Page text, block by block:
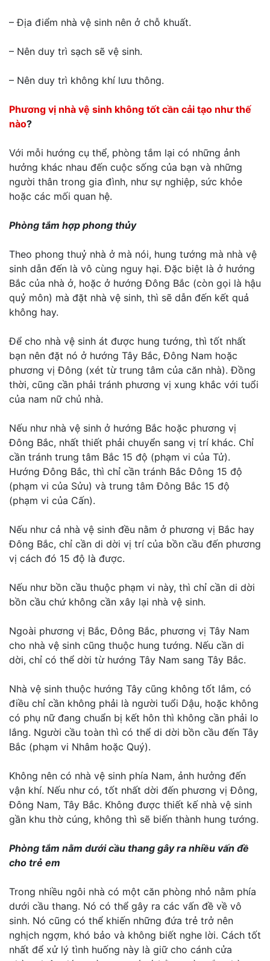
– Địa điểm nhà vệ sinh nên ở chỗ khuất.
– Nên duy trì sạch sẽ vệ sinh.
– Nên duy trì không khí lưu thông.
Phương vị nhà vệ sinh không tốt cần cải tạo như thế
nào?
Với mỗi hướng cụ thể, phòng tắm lại có những ảnh
hưởng khác nhau đến cuộc sống của bạn và những
người thân trong gia đình, như sự nghiệp, sức khỏe
hoặc các mối quan hệ.
Phòng tắm hợp phong thủy
Theo phong thuỷ nhà ở mà nói, hung tướng mà nhà vệ
sinh dẫn đến là vô cùng nguy hại. Đặc biệt là ở hướng
Bắc của nhà ở, hoặc ở hướng Đông Bắc (còn gọi là hậu
quỷ môn) mà đặt nhà vệ sinh, thì sẽ dẫn đến kết quả
không hay.
Để cho nhà vệ sinh át được hung tướng, thì tốt nhất
bạn nên đặt nó ở hướng Tây Bắc, Đông Nam hoặc
phương vị Đông (xét từ trung tâm của căn nhà). Đồng
thời, cũng cần phải tránh phương vị xung khắc với tuổi
của nam nữ chủ nhà.
Nếu như nhà vệ sinh ở hướng Bắc hoặc phương vị
Đông Bắc, nhất thiết phải chuyển sang vị trí khác. Chỉ
cần tránh trung tâm Bắc 15 độ (phạm vi của Tử).
Hướng Đông Bắc, thì chỉ cần tránh Bắc Đông 15 độ
(phạm vi của Sửu) và trung tâm Đông Bắc 15 độ
(phạm vi của Cấn).
Nếu như cả nhà vệ sinh đều nằm ở phương vị Bắc hay
Đông Bắc, chỉ cần di dời vị trí của bồn cầu đến phương
vị cách đó 15 độ là được.
Nếu như bồn cầu thuộc phạm vi này, thì chỉ cần di dời
bồn cầu chứ không cần xây lại nhà vệ sinh.
Ngoài phương vị Bắc, Đông Bắc, phương vị Tây Nam
cho nhà vệ sinh cũng thuộc hung tướng. Nếu cần di
dời, chỉ có thể dời từ hướng Tây Nam sang Tây Bắc.
Nhà vệ sinh thuộc hướng Tây cũng không tốt lắm, có
điều chỉ cần không phải là người tuổi Dậu, hoặc không
có phụ nữ đang chuẩn bị kết hôn thì không cần phải lo
lắng. Người cầu toàn thì có thể di dời bồn cầu đến Tây
Bắc (phạm vi Nhâm hoặc Quý).
Không nên có nhà vệ sinh phía Nam, ảnh hưởng đến
vận khí. Nếu như có, tốt nhất dời đến phương vị Đông,
Đông Nam, Tây Bắc. Không được thiết kế nhà vệ sinh
gần khu thờ cúng, không thì sẽ biến thành hung tướng.
Phòng tắm nằm dưới cầu thang gây ra nhiều vấn đề
cho trẻ em
Trong nhiều ngôi nhà có một căn phòng nhỏ nằm phía
dưới cầu thang. Nó có thể gây ra các vấn đề về vô
sinh. Nó cũng có thể khiến những đứa trẻ trở nên
nghịch ngợm, khó bảo và không biết nghe lời. Cách tốt
nhất để xử lý tình huống này là giữ cho cánh cửa